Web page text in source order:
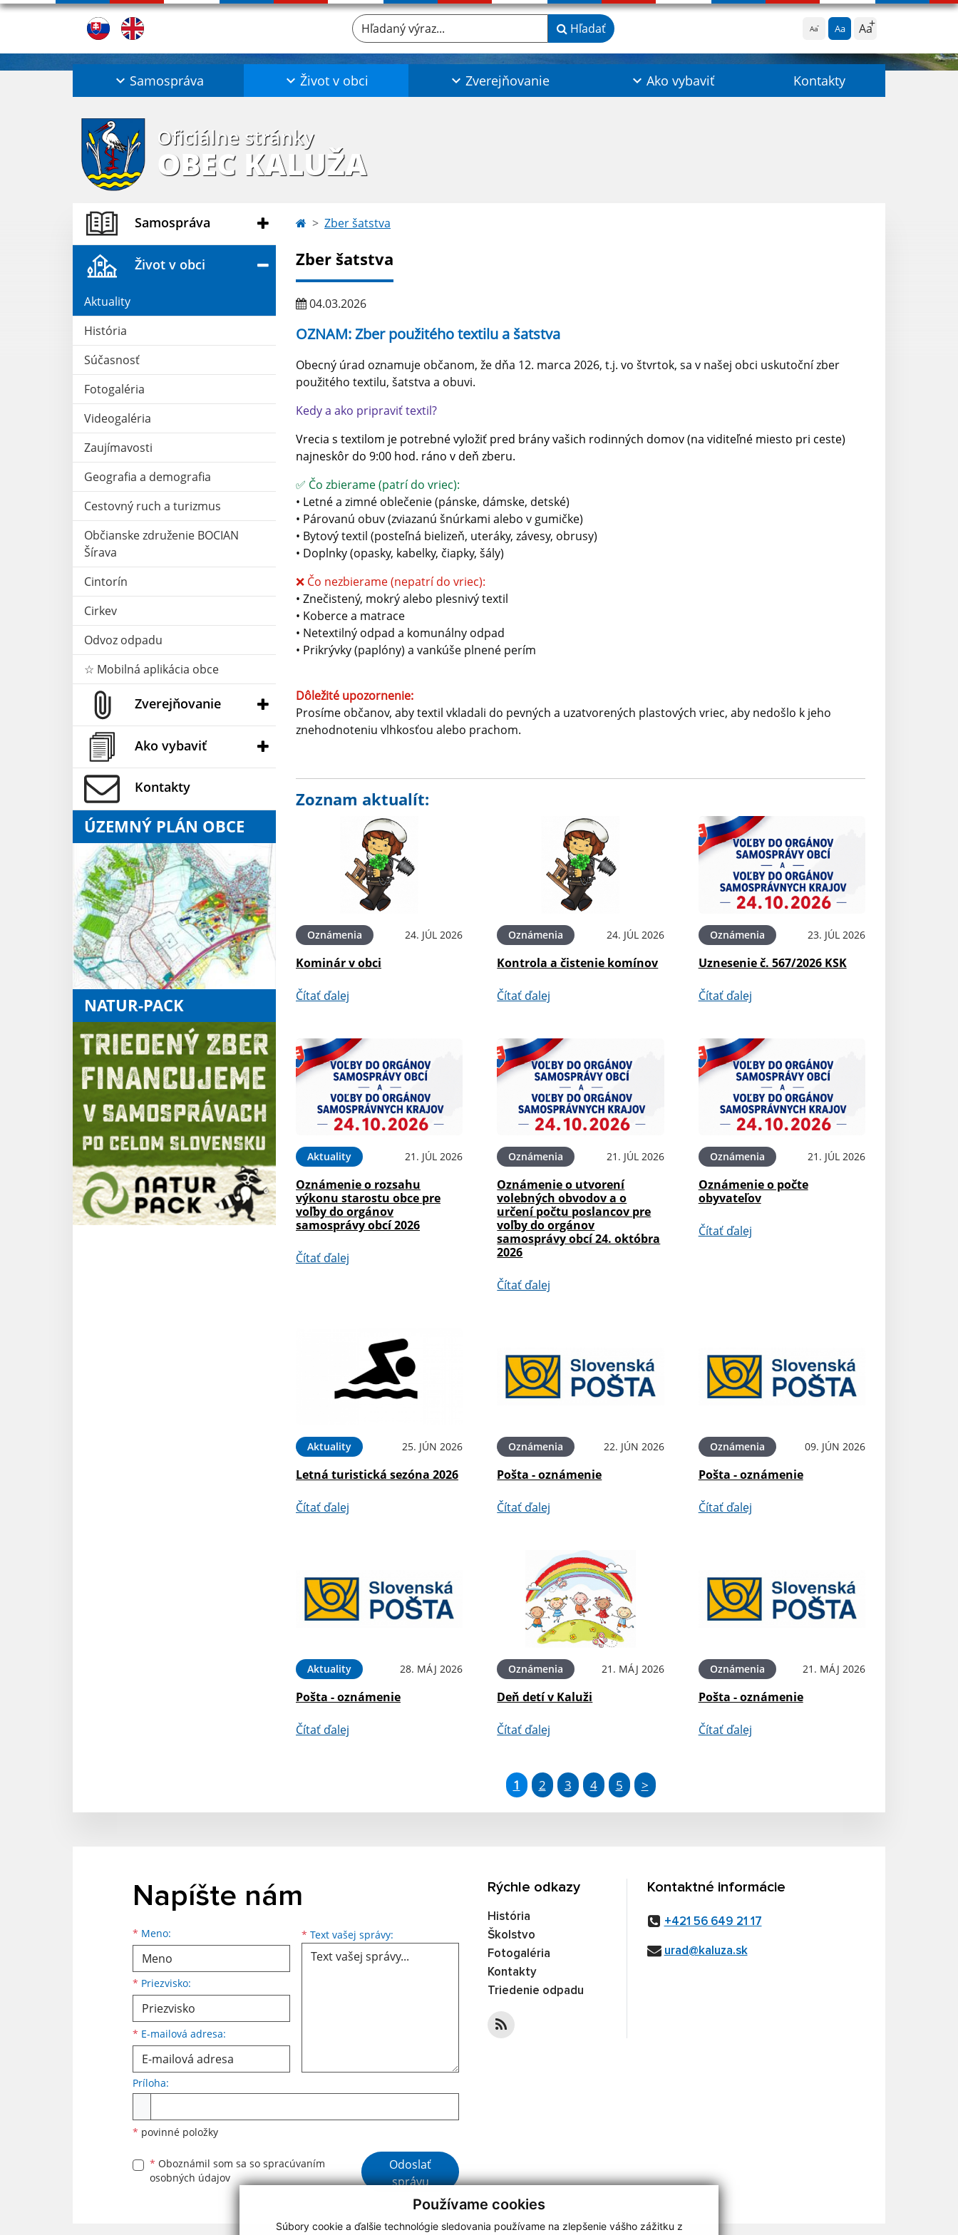
Používame cookies
Súbory cookie a ďalšie technológie sledovania používame na zlepšenie vášho zážitku z
Aa Aa Aa
Hľadaný výraz... Hľadať
Samospráva Život v obci Zverejňovanie Ako vybaviť Kontakty
Oficiálne stránky
OBEC KALUŽA
Samospráva
Život v obci
Aktuality
História
Súčasnosť
Fotogaléria
Videogaléria
Zaujímavosti
Geografia a demografia
Cestovný ruch a turizmus
Občianske združenie BOCIAN
Šírava
Cintorín
Cirkev
Odvoz odpadu
☆ Mobilná aplikácia obce
Zverejňovanie
Ako vybaviť
Kontakty
ÚZEMNÝ PLÁN OBCE
NATUR-PACK
Zber šatstva
Zber šatstva
04.03.2026
OZNAM: Zber použitého textilu a šatstva
Obecný úrad oznamuje občanom, že dňa 12. marca 2026, t.j. vo štvrtok, sa v našej obci uskutoční zber
použitého textilu, šatstva a obuvi.
Kedy a ako pripraviť textil?
Vrecia s textilom je potrebné vyložiť pred brány vašich rodinných domov (na viditeľné miesto pri ceste)
najneskôr do 9:00 hod. ráno v deň zberu.
✅ Čo zbierame (patrí do vriec):
• Letné a zimné oblečenie (pánske, dámske, detské)
• Párovanú obuv (zviazanú šnúrkami alebo v gumičke)
• Bytový textil (posteľná bielizeň, uteráky, závesy, obrusy)
• Doplnky (opasky, kabelky, čiapky, šály)
❌ Čo nezbierame (nepatrí do vriec):
• Znečistený, mokrý alebo plesnivý textil
• Koberce a matrace
• Netextilný odpad a komunálny odpad
• Prikrývky (paplóny) a vankúše plnené perím
Dôležité upozornenie:
Prosíme občanov, aby textil vkladali do pevných a uzatvorených plastových vriec, aby nedošlo k jeho
znehodnoteniu vlhkosťou alebo prachom.
Zoznam aktualít:
Oznámenia 24. JÚL 2026
Kominár v obci
Čítať ďalej
Oznámenia 24. JÚL 2026
Kontrola a čistenie komínov
Čítať ďalej
Oznámenia 23. JÚL 2026
Uznesenie č. 567/2026 KSK
Čítať ďalej
Aktuality 21. JÚL 2026
Oznámenie o rozsahu
výkonu starostu obce pre
voľby do orgánov
samosprávy obcí 2026
Čítať ďalej
Oznámenia 21. JÚL 2026
Oznámenie o utvorení
volebných obvodov a o
určení počtu poslancov pre
voľby do orgánov
samosprávy obcí 24. októbra
2026
Čítať ďalej
Oznámenia 21. JÚL 2026
Oznámenie o počte
obyvateľov
Čítať ďalej
Aktuality 25. JÚN 2026
Letná turistická sezóna 2026
Čítať ďalej
Oznámenia 22. JÚN 2026
Pošta - oznámenie
Čítať ďalej
Oznámenia 09. JÚN 2026
Pošta - oznámenie
Čítať ďalej
Aktuality 28. MÁJ 2026
Pošta - oznámenie
Čítať ďalej
Oznámenia 21. MÁJ 2026
Deň detí v Kaluži
Čítať ďalej
Oznámenia 21. MÁJ 2026
Pošta - oznámenie
Čítať ďalej
1 2 3 4 5 >
Napíšte nám
* Meno:
Meno
* Priezvisko:
Priezvisko
* E-mailová adresa:
E-mailová adresa * Text vašej správy: Text vašej správy...
Príloha:
* povinné položky
* Oboznámil som sa so spracúvaním
osobných údajov
Google reCaptcha Response
Odoslať
správu
Rýchle odkazy
História
Školstvo
Fotogaléria
Kontakty
Triedenie odpadu
Kontaktné informácie
+421 56 649 21 17
urad@kaluza.sk